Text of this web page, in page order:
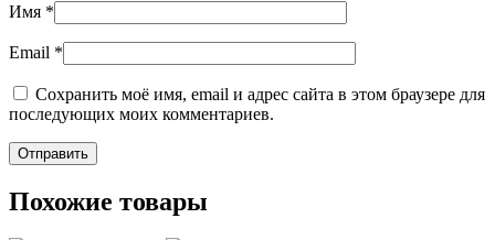
Имя *
Email *
Сохранить моё имя, email и адрес сайта в этом браузере для
последующих моих комментариев.
Похожие товары